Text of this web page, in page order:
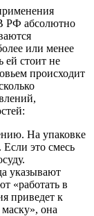
РФ абсолютно
или менее
ей стоит не
происходит
На упаковке
Если это смесь
указывают
«работать в
приведет к
она